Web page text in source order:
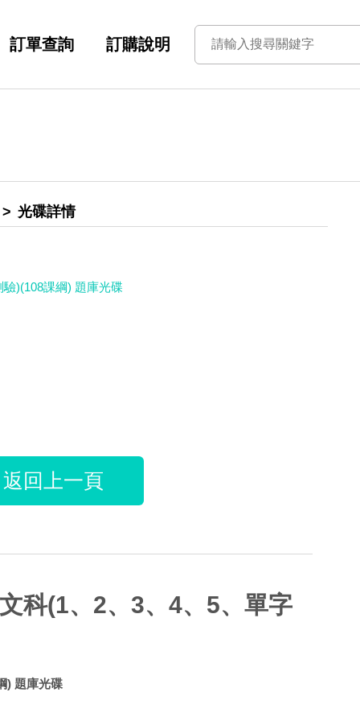
訂單查詢 訂購說明
光碟詳情
)(108課綱) 題庫光碟
返回上一頁
科(1、2、3、4、5、單字
) 題庫光碟